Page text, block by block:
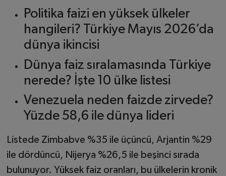
Politika faizi en yüksek ülkeler
hangileri? Türkiye Mayıs 2026’da
dünya ikincisi
Dünya faiz sıralamasında Türkiye
nerede? İşte 10 ülke listesi
Venezuela neden faizde zirvede?
Yüzde 58,6 ile dünya lideri
Listede Zimbabve %35 ile üçüncü, Arjantin %29
ile dördüncü, Nijerya %26,5 ile beşinci sırada
bulunuyor. Yüksek faiz oranları, bu ülkelerin kronik